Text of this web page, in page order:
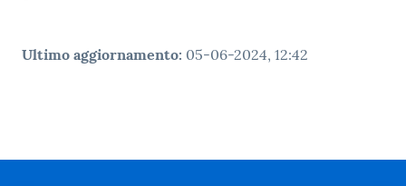
Ultimo aggiornamento: 05-06-2024, 12:42